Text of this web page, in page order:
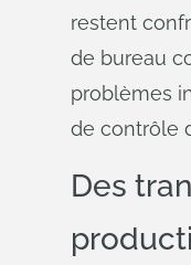
restent
de bureau
problèmes
de contrôle
Des